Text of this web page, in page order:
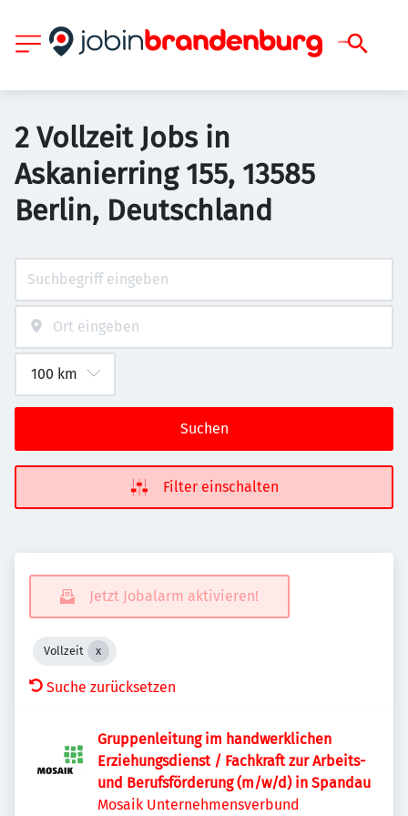
2 Vollzeit Jobs in
Askanierring 155, 13585
Berlin, Deutschland
Suchen
Filter einschalten
Jetzt Jobalarm aktivieren!
Vollzeit
Suche zurücksetzen
Gruppenleitung im handwerklichen
Erziehungsdienst / Fachkraft zur Arbeits-
und Berufsförderung (m/w/d) in Spandau
Mosaik Unternehmensverbund